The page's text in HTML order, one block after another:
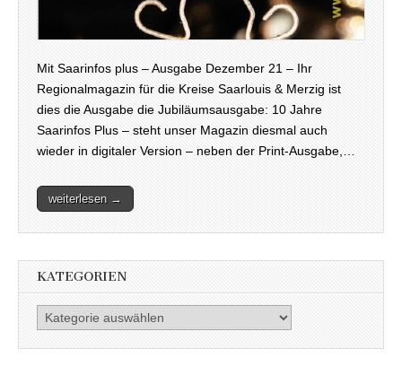
Mit Saarinfos plus – Ausgabe Dezember 21 – Ihr
Regionalmagazin für die Kreise Saarlouis & Merzig ist
dies die Ausgabe die Jubiläumsausgabe: 10 Jahre
Saarinfos Plus – steht unser Magazin diesmal auch
wieder in digitaler Version – neben der Print-Ausgabe,…
weiterlesen →
KATEGORIEN
Kategorien